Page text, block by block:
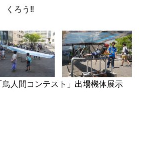
くろう‼
鳥人間コンテスト」出場機体展示